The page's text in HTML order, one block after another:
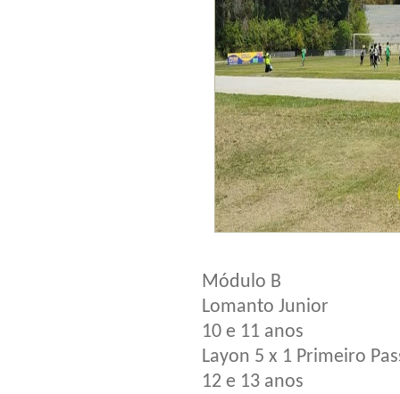
Módulo B
Lomanto Junior
10 e 11 anos
Layon 5 x 1 Primeiro
12 e 13 anos